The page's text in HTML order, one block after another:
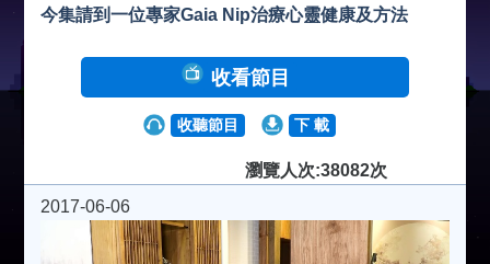
今集請到一位專家Gaia Nip治療心靈健康及方法
收看節目
收聽節目 下 載
瀏覽人次:38082次
2017-06-06